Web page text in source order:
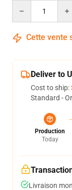
Cette vente
Deliver to
Cost to ship:
Standard -
Production
Today
Livraison